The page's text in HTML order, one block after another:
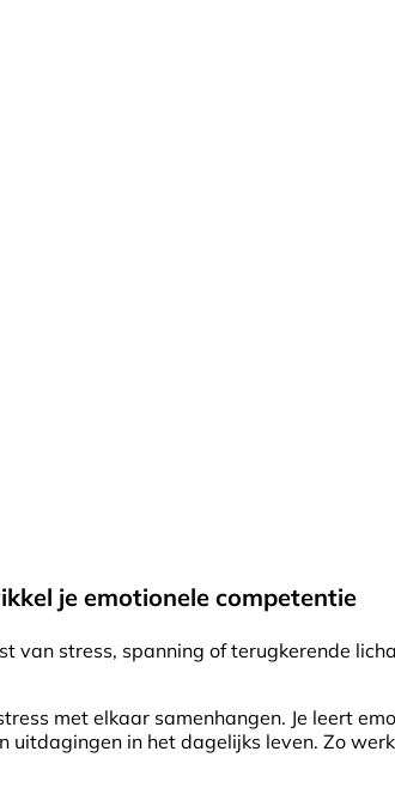
je emotionele competentie
van stress, spanning of terugkerende
met elkaar samenhangen. Je leert
in het dagelijks leven. Zo